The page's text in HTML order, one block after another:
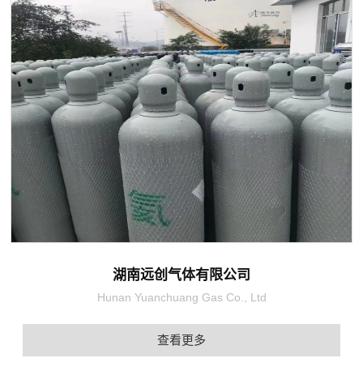
湖南远创气体有限公司
Hunan Yuanchuang Gas Co., Ltd
查看更多